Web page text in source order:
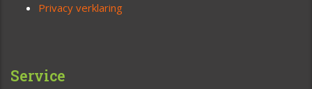
Privacy verklaring
Service